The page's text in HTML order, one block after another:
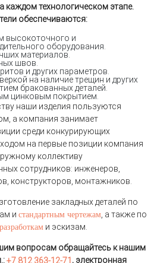
каждом технологическом этапе.
обеспечиваются:
высокоточного и
оборудования.
материалов.
швов.
и других параметров.
на наличие трещин и других
бракованных деталей.
цинковым покрытием.
наши изделия пользуются
а компания занимает
среди конкурирующих
на первые позиции компания
коллективу
сотрудников: инженеров,
конструкторов, монтажников.
закладных деталей по
и стандартным чертежам , а также по
и эскизам.
вопросам обращайтесь к нашим
+7 812 363-12-71 , электронная